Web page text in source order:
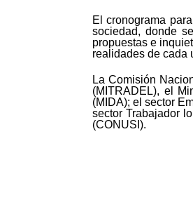
El cronograma
sociedad, donde
propuestas e
realidades de cada
La Comisión
(MITRADEL), el
(MIDA); el sector
sector Trabajador
(CONUSI).